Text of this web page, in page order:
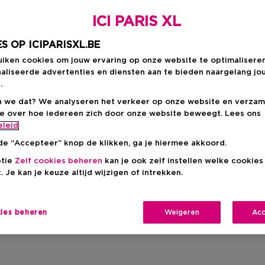
ICI PARIS XL
OP ICIPARISXL.BE
cookies om jouw ervaring op onze website te
advertenties en diensten aan te bieden naargelang
we dat? We analyseren het verkeer op onze website en
over hoe iedereen zich door onze website beweegt. Lees ons
“Accepteer” knop de klikken, ga je hiermee akkoord.
Zelf cookies beheren kan je ook zelf instellen welke cookies
Je kan je keuze altijd wijzigen of intrekken.
beheren Weigeren